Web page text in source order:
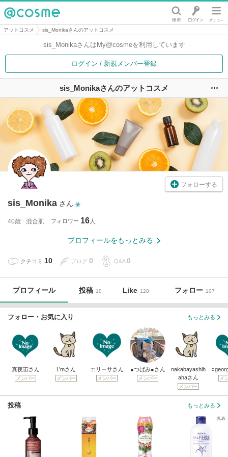
@cosme
アットコスメ sis_Monikaさんのアットコスメ
sis_Monikaさんは My@cosmeを利用しています
ログイン / 新規メンバー登録
sis_Monikaさんのアットコスメ
フォローする
sis_Monika さん
40歳 混合肌 フォロワー 16
プロフィールをもっとみる
クチコミ 10 ブログ 0 Q&A 0
プロフィール 投稿 10 Like 128 フォロー 107
フォロー・お気に入り もっとみる
真夜宙さん
メンバー
L’mさん
メンバー
エリーサさん
メンバー
●つばみ●さん
メンバー
nakabayashih
ahaさん
メンバー
メ
投稿 もっとみる